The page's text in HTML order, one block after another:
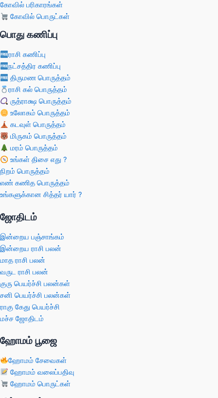
கோவில் பரிகாரங்கள்
கோவில் பொருட்கள்
பொது கணிப்பு
ராசி கணிப்பு
நட்சத்திர கணிப்பு
திருமண பொருத்தம்
ராசி கல் பொருத்தம்
ருத்ராக்ஷ பொருத்தம்
உலோகம் பொருத்தம்
கடவுள் பொருத்தம்
மிருகம் பொருத்தம்
மரம் பொருத்தம்
உங்கள் திசை எது ?
நிறம் பொருத்தம்
எண் கணித பொருத்தம்
உங்களுக்கான சித்தர் யார் ?
ஜோதிடம்
இன்றைய பஞ்சாங்கம்
இன்றைய ராசி பலன்
மாத ராசி பலன்
வருட ராசி பலன்
குரு பெயர்ச்சி பலன்கள்
சனி பெயர்ச்சி பலன்கள்
ராகு கேது பெயர்ச்சி
மச்ச ஜோதிடம்
ஹோமம் பூஜை
ஹோமம் சேவைகள்
ஹோமம் வலைப்பதிவு
ஹோமம் பொருட்கள்